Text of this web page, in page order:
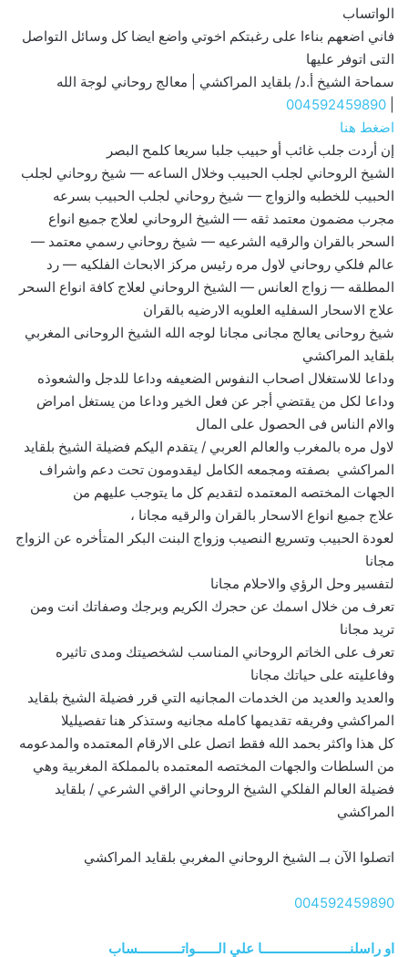
الواتساب
فاني اضعهم بناءا على رغبتكم اخوتي واضع ايضا كل وسائل التواصل
التى اتوفر عليها
سماحة الشيخ أ.د/ بلقايد المراكشي | معالج روحاني لوجة الله
004592459890
اضغط هنا
إن أردت جلب غائب أو حبيب جلبا سريعا كلمح البصر
الشيخ الروحاني لجلب الحبيب وخلال الساعه — شيخ روحاني لجلب
الحبيب للخطبه والزواج — شيخ روحاني لجلب الحبيب بسرعه
مجرب مضمون معتمد ثقه — الشيخ الروحاني لعلاج جميع انواع
السحر بالقران والرقيه الشرعيه — شيخ روحاني رسمي معتمد —
عالم فلكي روحاني لاول مره رئيس مركز الابحاث الفلكيه — رد
المطلقه — زواج العانس — الشيخ الروحاني لعلاج كافة انواع السحر
علاج الاسحار السفليه العلويه الارضيه بالقران
شيخ روحانى يعالج مجانى مجانا لوجه الله الشيخ الروحانى المغربي
بلقايد المراكشي
وداعا للاستغلال اصحاب النفوس الضعيفه وداعا للدجل والشعوذه
وداعا لكل من يقتضي أجر عن فعل الخير وداعا من يستغل امراض
والام الناس فى الحصول على المال
لاول مره بالمغرب والعالم العربي / يتقدم اليكم فضيلة الشيخ بلقايد
المراكشي بصفته ومجمعه الكامل ليقدومون تحت دعم واشراف
الجهات المختصه المعتمده لتقديم كل ما يتوجب عليهم من
علاج جميع انواع الاسحار بالقران والرقيه مجانا ،
لعودة الحبيب وتسريع النصيب وزواج البنت البكر المتأخره عن الزواج
مجانا
لتفسير وحل الرؤي والاحلام مجانا
تعرف من خلال اسمك عن حجرك الكريم وبرجك وصفاتك انت ومن
تريد مجانا
تعرف على الخاتم الروحاني المناسب لشخصيتك ومدى تاثيره
وفاعليته على حياتك مجانا
والعديد والعديد من الخدمات المجانيه التي قرر فضيلة الشيخ بلقايد
المراكشي وفريقه تقديمها كامله مجانيه وستذكر هنا تفصيليلا
كل هذا واكثر بحمد الله فقط اتصل على الارقام المعتمده والمدعومه
من السلطات والجهات المختصه المعتمده بالمملكة المغربية وهي
فضيلة العالم الفلكي الشيخ الروحاني الراقي الشرعي / بلقايد
المراكشي
اتصلوا الآن بــ الشيخ الروحاني المغربي بلقايد المراكشي
004592459890
او راسلنــــــــــــــــــــــــا علي الــــــواتــــــــــــساب